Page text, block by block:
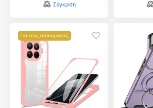
Σύγκριση
Για τους απαιτητικούς